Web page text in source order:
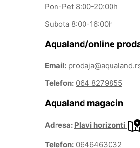
Pon-Pet 8:00-20:00h
Subota 8:00-16:00h
Aqualand/online
Email:
Telefon: 064 8279855
Aqualand magacin
Adresa: Plavi horizonti
Telefon: 0646463032